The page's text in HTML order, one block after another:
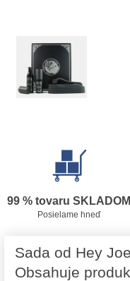
99 % tovaru SKLADOM
Posielame hneď
Sada od Hey
Obsahuje